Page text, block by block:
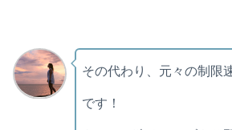
その代わり、元々の制限
です！